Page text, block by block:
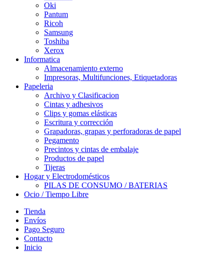
Oki
Pantum
Ricoh
Samsung
Toshiba
Xerox
Informatica
Almacenamiento externo
Impresoras, Multifunciones, Etiquetadoras
Papeleria
Archivo y Clasificacion
Cintas y adhesivos
Clips y gomas elásticas
Escritura y corrección
Grapadoras, grapas y perforadoras de papel
Pegamento
Precintos y cintas de embalaje
Productos de papel
Tijeras
Hogar y Electrodomésticos
PILAS DE CONSUMO / BATERIAS
Ocio / Tiempo Libre
Tienda
Envíos
Pago Seguro
Contacto
Inicio